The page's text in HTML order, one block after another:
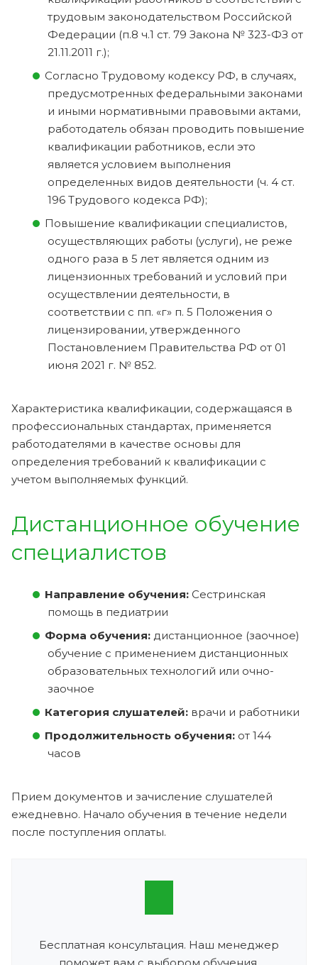
трудовым законодательством Российской
Федерации (п.8 ч.1 ст. 79 Закона № 323-ФЗ от
21.11.2011 г.);
Согласно Трудовому кодексу РФ, в случаях,
предусмотренных федеральными законами
и иными нормативными правовыми актами,
работодатель обязан проводить повышение
квалификации работников, если это
является условием выполнения
определенных видов деятельности (ч. 4 ст.
196 Трудового кодекса РФ);
Повышение квалификации специалистов,
осуществляющих работы (услуги), не реже
одного раза в 5 лет является одним из
лицензионных требований и условий при
осуществлении деятельности, в
соответствии с пп. «г» п. 5 Положения о
лицензировании, утвержденного
Постановлением Правительства РФ от 01
июня 2021 г. № 852.
Характеристика квалификации, содержащаяся в
профессиональных стандартах, применяется
работодателями в качестве основы для
определения требований к квалификации с
учетом выполняемых функций.
Дистанционное обучение
специалистов
Направление обучения: Сестринская
помощь в педиатрии
Форма обучения: дистанционное (заочное)
обучение с применением дистанционных
образовательных технологий или очно-
заочное
Категория слушателей: врачи и работники
Продолжительность обучения: от 144
часов
Прием документов и зачисление слушателей
ежедневно. Начало обучения в течение недели
после поступления оплаты.
Бесплатная консультация. Наш менеджер
поможет вам с выбором обучения.